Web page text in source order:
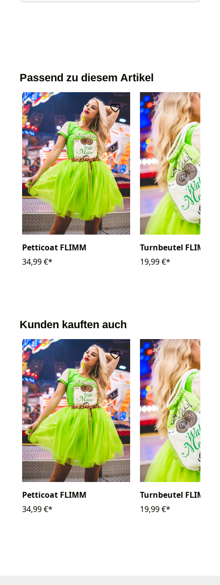
Passend zu diesem Artikel
Petticoat FLIMM
34,99 €*
Turnbeutel FLIMM
19,99 €*
Kunden kauften auch
Petticoat FLIMM
34,99 €*
Turnbeutel FLIMM
19,99 €*